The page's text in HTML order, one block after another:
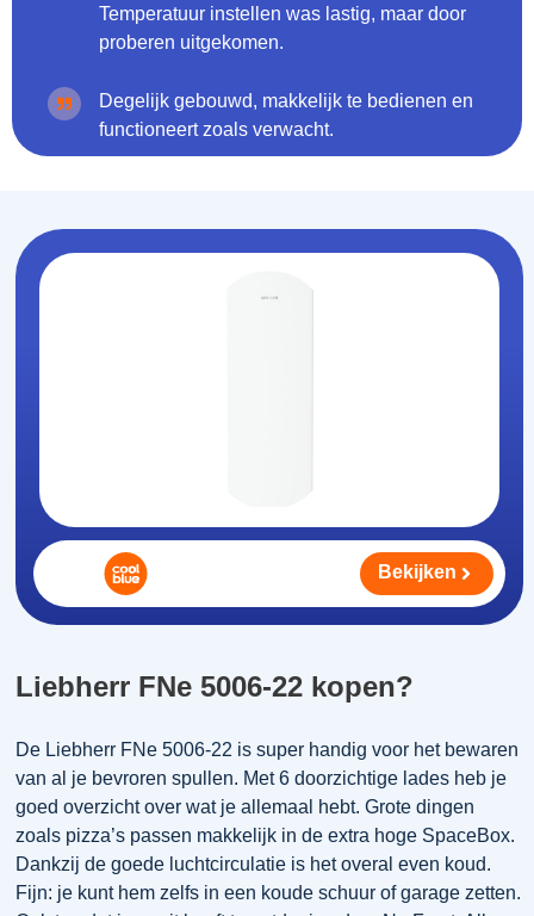
Temperatuur instellen was lastig, maar door
proberen uitgekomen.
Degelijk gebouwd, makkelijk te bedienen en
functioneert zoals verwacht.
Liebherr FNe 5006-22 kopen?
De Liebherr FNe 5006-22 is super handig voor het bewaren
van al je bevroren spullen. Met 6 doorzichtige lades heb je
goed overzicht over wat je allemaal hebt. Grote dingen
zoals pizza’s passen makkelijk in de extra hoge SpaceBox.
Dankzij de goede luchtcirculatie is het overal even koud.
Fijn: je kunt hem zelfs in een koude schuur of garage zetten.
Bekijken